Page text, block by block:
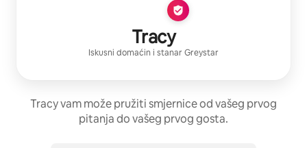
Tracy
Iskusni domaćin i stanarGreystar
Tracy vam može pružiti smjernice od vašeg prvog
pitanja do vašeg prvog gosta.